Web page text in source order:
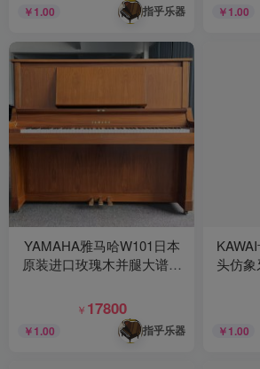
￥1.00 指乎乐器 ￥1.00
YAMAHA雅马哈W101日本
原装进口玫瑰木并腿大谱架
榔头高端钢琴
￥ 17800
￥1.00 指乎乐器
头仿
￥1.00